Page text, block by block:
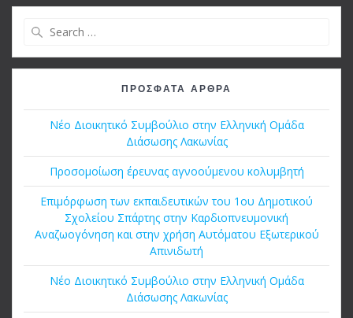
ΠΡΌΣΦΑΤΑ ΆΡΘΡΑ
Νέο Διοικητικό Συμβούλιο στην Ελληνική Ομάδα
Διάσωσης Λακωνίας
Προσομοίωση έρευνας αγνοούμενου κολυμβητή
Επιμόρφωση των εκπαιδευτικών του 1ου Δημοτικού
Σχολείου Σπάρτης στην Καρδιοπνευμονική
Αναζωογόνηση και στην χρήση Αυτόματου Εξωτερικού
Απινιδωτή
Νέο Διοικητικό Συμβούλιο στην Ελληνική Ομάδα
Διάσωσης Λακωνίας